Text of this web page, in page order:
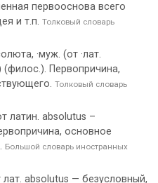
первооснова всего
и т.п. Толковый словарь
·муж. (от ·лат.
Первопричина,
Толковый словарь
латин. absolutus –
основное
Большой словарь иностранных
absolutus — безусловный,